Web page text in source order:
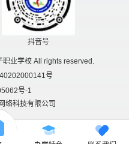
抖音号
业学校 All rights reserved.
号
号-1
络科技有限公司